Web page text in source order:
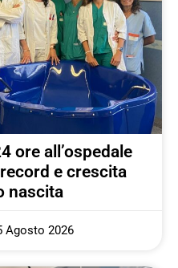
ore all’ospedale
e crescita
nascita
Agosto 2026